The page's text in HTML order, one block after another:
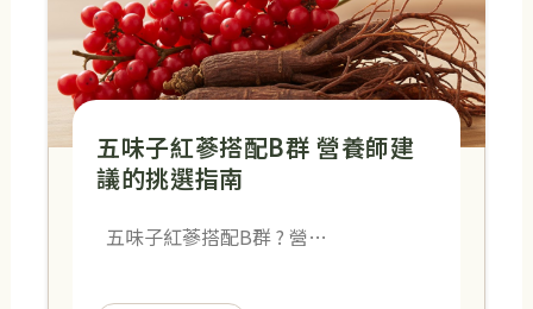
五味子紅蔘搭配B群 營養師建
議的挑選指南
五味子紅蔘搭配B群 ? 營…